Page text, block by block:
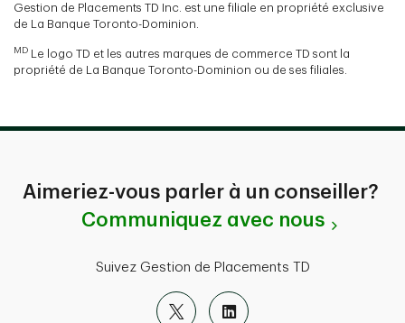
Gestion de Placements TD Inc. est une filiale en propriété exclusive
de La Banque Toronto-Dominion.
MD Le logo TD et les autres marques de commerce TD sont la
propriété de La Banque Toronto-Dominion ou de ses filiales.
Aimeriez-vous parler à un conseiller?
Communiquez avec nous
Suivez Gestion de Placements TD